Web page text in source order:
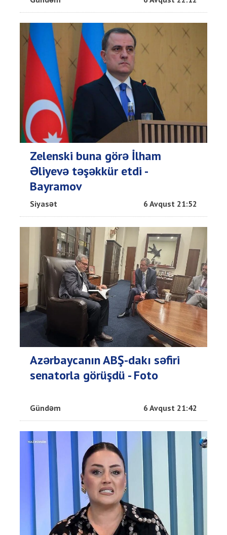
Zelenski buna görə İlham
Əliyevə təşəkkür etdi -
Bayramov
Siyasət 6 Avqust 21:52
Azərbaycanın ABŞ-dakı səfiri
senatorla görüşdü - Foto
Gündəm 6 Avqust 21:42